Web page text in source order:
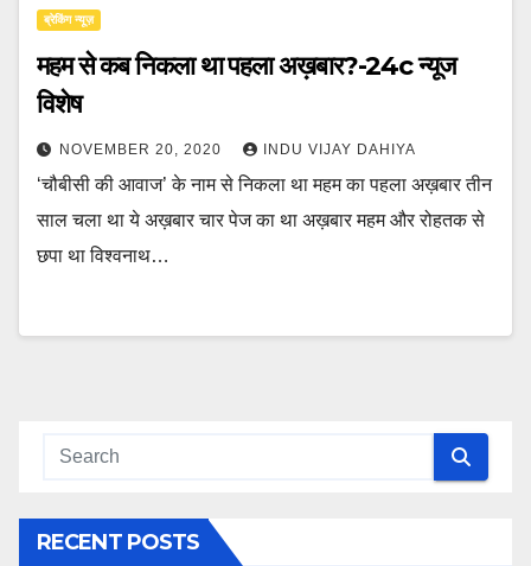
ब्रेकिंग न्यूज़
महम से कब निकला था पहला अख़बार?-24c न्यूज
विशेष
NOVEMBER 20, 2020 INDU VIJAY DAHIYA
‘चौबीसी की आवाज’ के नाम से निकला था महम का पहला अख़बार तीन
साल चला था ये अख़बार चार पेज का था अख़बार महम और रोहतक से
छपा था विश्वनाथ…
RECENT POSTS